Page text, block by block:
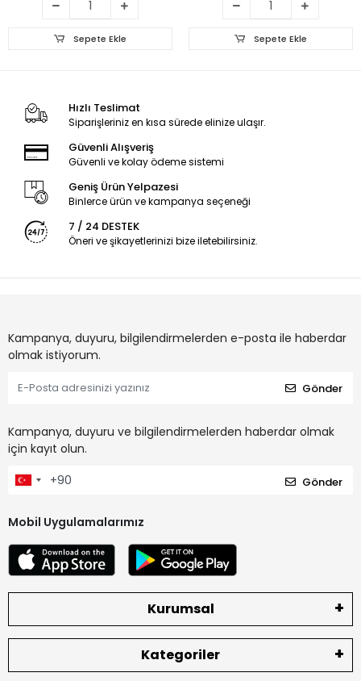
Sepete Ekle Sepete Ekle
Hızlı Teslimat
Siparişleriniz en kısa sürede elinize ulaşır.
Güvenli Alışveriş
Güvenli ve kolay ödeme sistemi
Geniş Ürün Yelpazesi
Binlerce ürün ve kampanya seçeneği
7 / 24 DESTEK
Öneri ve şikayetlerinizi bize iletebilirsiniz.
Kampanya, duyuru, bilgilendirmelerden e-posta ile haberdar
olmak istiyorum.
Gönder
Kampanya, duyuru ve bilgilendirmelerden haberdar olmak
için kayıt olun.
Gönder
Mobil Uygulamalarımız
Kurumsal
Kategoriler